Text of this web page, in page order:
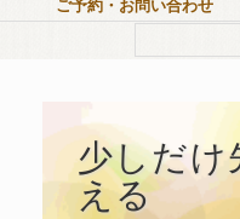
少しだけ
える